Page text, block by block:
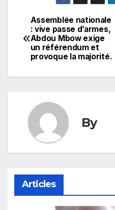
Navigation
de
l’article
Assemblée nationale
: vive passe d’armes,
Abdou Mbow exige
un référendum et
provoque la majorité.
By
Articles